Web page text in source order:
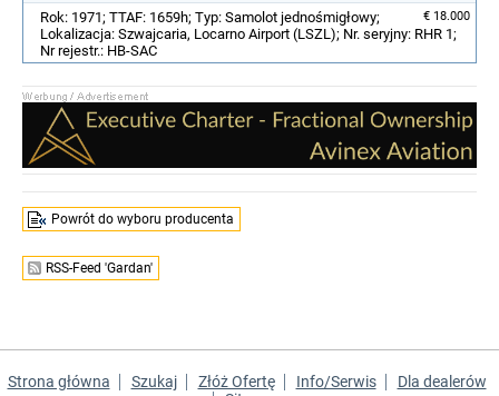
€ 18.000
Rok: 1971; TTAF: 1659h; Typ: Samolot jednośmigłowy;
Lokalizacja: Szwajcaria, Locarno Airport (LSZL); Nr. seryjny: RHR 1;
Nr rejestr.: HB-SAC
Powrót do wyboru producenta
RSS-Feed 'Gardan'
Strona główna Szukaj Złóż Ofertę Info/Serwis
Dla dealerów